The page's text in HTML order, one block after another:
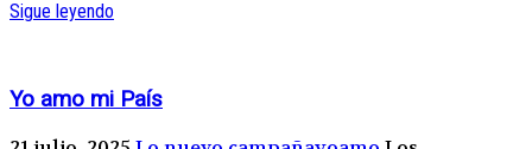
Sigue leyendo
Yo amo mi País